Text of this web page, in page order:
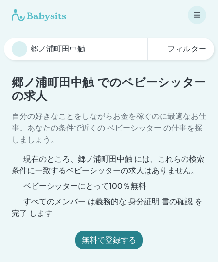
フィルター
郷ノ浦町田中触 でのベビーシッター
の求人
自分の好きなことをしながらお金を稼ぐのに最適なお仕
事。あなたの条件で近くの ベビーシッター の仕事を探
しましょう。
現在のところ、郷ノ浦町田中触 には、これらの検索
条件に一致するベビーシッターの求人はありません。
ベビーシッターにとって100％無料
すべてのメンバー は義務的な 身分証明 書の確認 を
完了 します
無料で登録する